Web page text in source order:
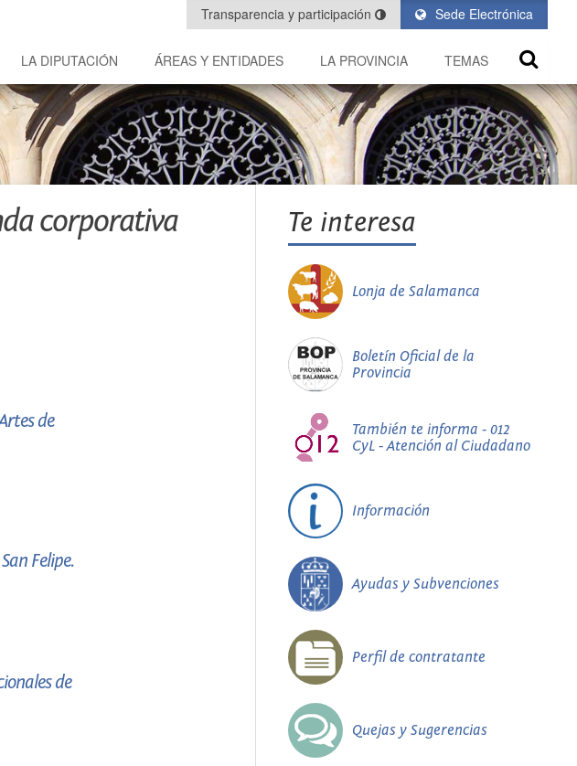
Sede Electrónica
Transparencia y participación
LA DIPUTACIÓN ÁREAS Y ENTIDADES LA PROVINCIA TEMAS
corporativa
de
Felipe.
de
Te interesa
Lonja de Salamanca
Boletín Oficial de la
Provincia
También te informa - 012
CyL - Atención al Ciudadano
Información
Ayudas y Subvenciones
Perfil de contratante
Quejas y Sugerencias